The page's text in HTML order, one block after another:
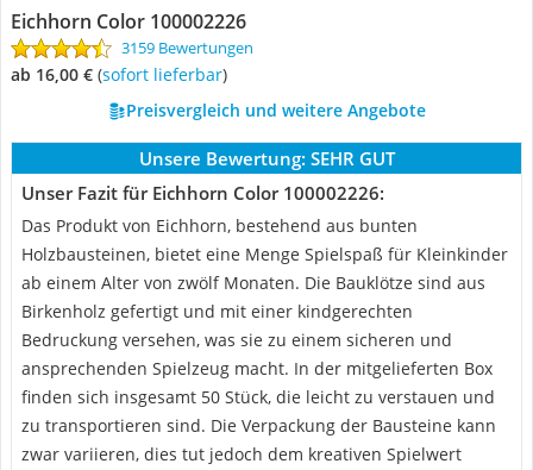
Eichhorn Color 100002226
3159 Bewertungen
ab 16,00 € ( Sofort lieferbar)
Preisvergleich und weitere Angebote
Unsere Bewertung: SEHR GUT
Unser Fazit für Eichhorn Color 100002226:
Das Produkt von Eichhorn, bestehend aus bunten
Holzbausteinen, bietet eine Menge Spielspaß für Kleinkinder
ab einem Alter von zwölf Monaten. Die Bauklötze sind aus
Birkenholz gefertigt und mit einer kindgerechten
Bedruckung versehen, was sie zu einem sicheren und
ansprechenden Spielzeug macht. In der mitgelieferten Box
finden sich insgesamt 50 Stück, die leicht zu verstauen und
zu transportieren sind. Die Verpackung der Bausteine kann
zwar variieren, dies tut jedoch dem kreativen Spielwert